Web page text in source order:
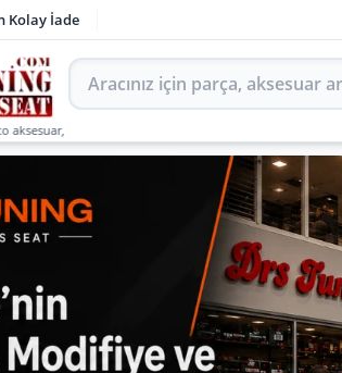
Kolay İade
Aracınız için parça arayın
body kit, tuning, SUV, pickup ve off-road ürünlerini DRS